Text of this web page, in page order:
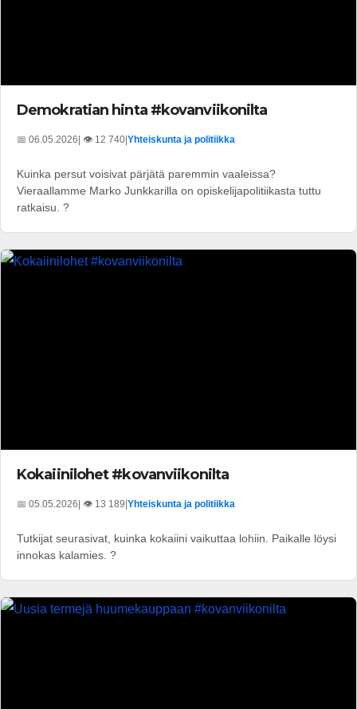
Demokratian hinta #kovanviikonilta
📅 06.05.2026 | 👁️ 12 740 Yhteiskunta ja politiikka
Kuinka persut voisivat pärjätä paremmin vaaleissa?
Vieraallamme Marko Junkkarilla on opiskelijapolitiikasta tuttu
ratkaisu. ?
Kokaiinilohet #kovanviikonilta
📅 05.05.2026 | 👁️ 13 189 Yhteiskunta ja politiikka
Tutkijat seurasivat, kuinka kokaiini vaikuttaa lohiin. Paikalle löysi
innokas kalamies. ?